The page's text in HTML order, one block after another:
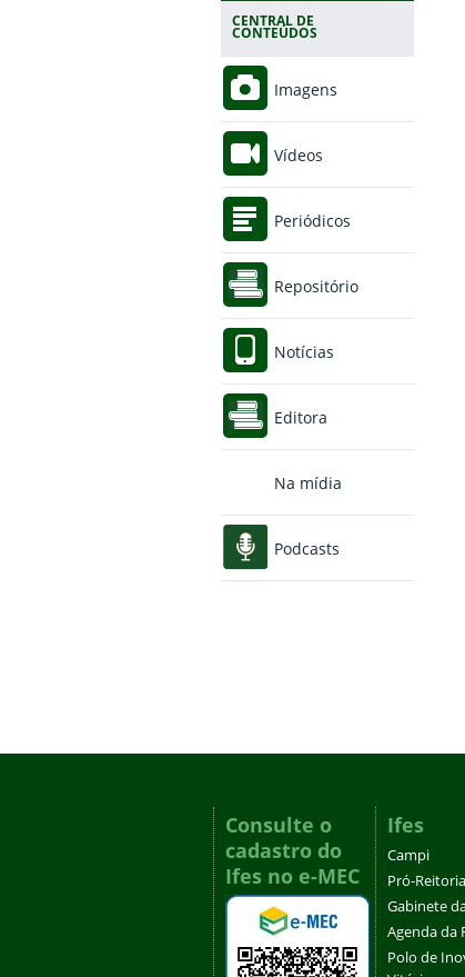
CENTRAL DE
CONTEÚDOS
Imagens
Vídeos
Periódicos
Repositório
Notícias
Editora
Na mídia
Podcasts
Consulte o
cadastro do
Ifes no e-MEC
Ifes
Campi
Pró-
Gabinete
Agenda da
Polo de